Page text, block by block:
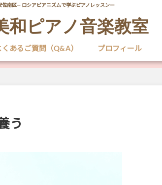
佐南区― ロシアピアニズムで学ぶピアノレッスンー
和ピアノ音楽教室
くあるご質問（Q&A） プロフィール
う